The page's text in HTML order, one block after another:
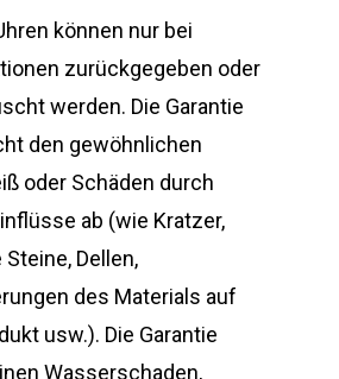
können nur bei
zurückgegeben oder
werden. Die Garantie
den gewöhnlichen
oder Schäden durch
ab (wie Kratzer,
Dellen,
des Materials auf
usw.). Die Garantie
Wasserschaden,